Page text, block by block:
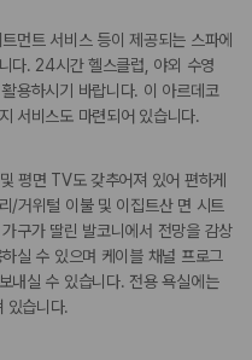
크
비교
먼트 서비스 등이 제공되는 스파에
다. 24시간 헬스클럽, 야외 수영
용하시기 바랍니다. 이 아르데코
서비스도 마련되어 있습니다.
평면 TV도 갖추어져 있어 편하게
/거위털 이불 및 이집트산 면 시트
구가 딸린 발코니에서 전망을 감상
실 수 있으며 케이블 채널 프로그
내실 수 있습니다. 전용 욕실에는
있습니다.